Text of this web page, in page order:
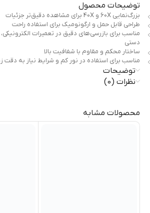
توضیحات محصول
بزرگ‌نمایی 60X و 40X برای مشاهده دقیق‌تر جزئیات
طراحی قابل حمل و ارگونومیک برای استفاده راحت
مناسب برای بازرسی‌های دقیق در تعمیرات
دستی
ساختار محکم و مقاوم با شفافیت بالا
مناسب برای استفاده در نور کم و شرایط نیاز به دقت
توضیحات
نظرات (0)
محصولات مشابه